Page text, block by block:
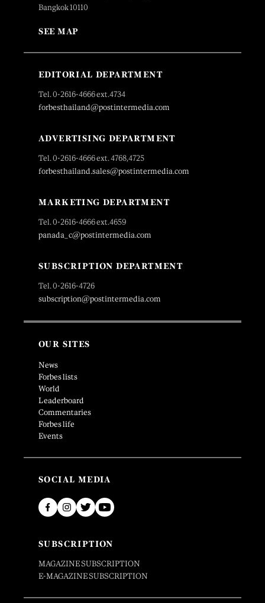
Bangkok 10110
SEE MAP
EDITORIAL DEPARTMENT
Tel. 0-2616-4666 ext.4734
forbesthailand@postintermedia.com
ADVERTISING DEPARTMENT
Tel. 0-2616-4666 ext. 4768,4725
forbesthailand.sales@postintermedia.com
MARKETING DEPARTMENT
Tel. 0-2616-4666 ext.4659
panada_c@postintermedia.com
SUBSCRIPTION DEPARTMENT
Tel. 0-2616-4726
subscription@postintermedia.com
OUR SITES
News
Forbes lists
World
Leaderboard
Commentaries
Forbes life
Events
SOCIAL MEDIA
SUBSCRIPTION
MAGAZINE SUBSCRIPTION
E-MAGAZINE SUBSCRIPTION